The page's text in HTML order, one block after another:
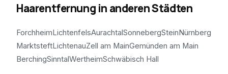
Haarentfernung in anderen Städten
ForchheimLichtenfelsAurachtalSonnebergSteinNürnberg
MarktsteftLichtenauZell am MainGemünden am Main
BerchingSinntalWertheimSchwäbisch Hall